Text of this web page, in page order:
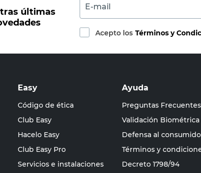
últimas
E-mail
Acepto los Términos y
Easy
Código de ética
Club Easy
Hacelo Easy
Club Easy Pro
Servicios e instalaciones
Ayuda
Preguntas Frecuentes
Validación Biométrica
Defensa al
Términos y
Decreto 1798/94